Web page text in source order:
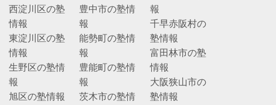
西淀川区の塾
情報
東淀川区の塾
情報
生野区の塾情
報
旭区の塾情報
豊中市の塾情
報
能勢町の塾情
報
豊能町の塾情
報
茨木市の塾情
報
千早赤阪村の
塾情報
富田林市の塾
情報
大阪狭山市の
塾情報